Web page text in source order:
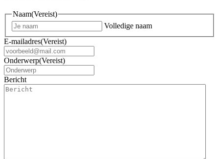
Naam(Vereist)
Volledige naam
E-mailadres(Vereist)
Onderwerp(Vereist)
Bericht